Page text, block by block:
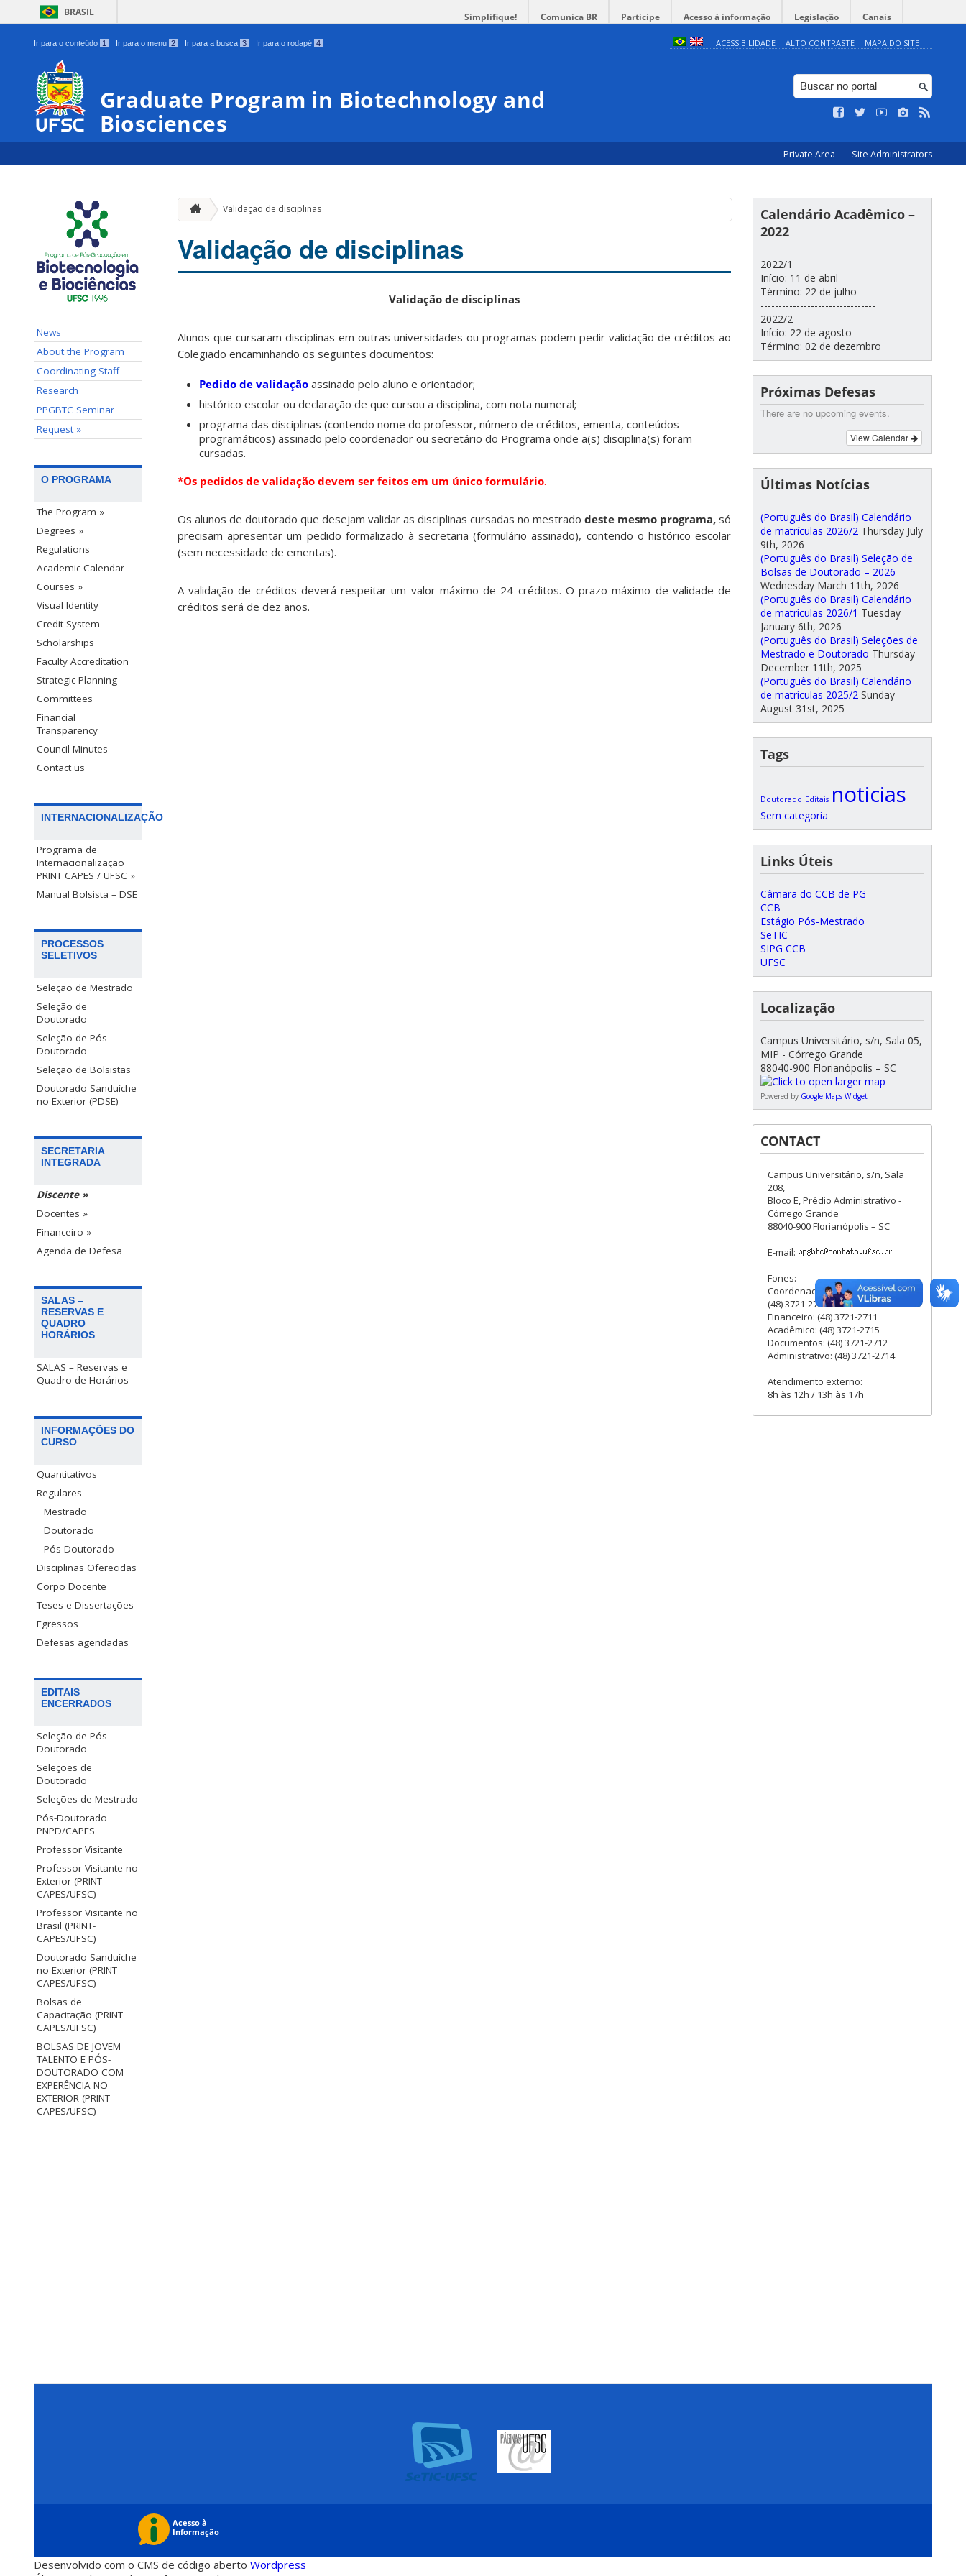
BRASIL Simplifique! Comunica BR Participe Acesso à informação Legislação Canais
Ir para o conteúdo 1 Ir para o menu 2 Ir para a busca 3 Ir para o rodapé 4 ACESSIBILIDADE ALTO CONTRASTE MAPA DO SITE
Graduate Program in Biotechnology and
Biosciences
Private Area Site Administrators
News
About the Program
Coordinating Staff
Research
PPGBTC Seminar
Request »
O PROGRAMA
The Program »
Degrees »
Regulations
Academic Calendar
Courses »
Visual Identity
Credit System
Scholarships
Faculty Accreditation
Strategic Planning
Committees
Financial
Transparency
Council Minutes
Contact us
INTERNACIONALIZAÇÃO
Programa de
Internacionalização
PRINT CAPES / UFSC »
Manual Bolsista – DSE
PROCESSOS
SELETIVOS
Seleção de Mestrado
Seleção de
Doutorado
Seleção de Pós-
Doutorado
Seleção de Bolsistas
Doutorado Sanduíche
no Exterior (PDSE)
SECRETARIA
INTEGRADA
Discente »
Docentes »
Financeiro »
Agenda de Defesa
SALAS –
RESERVAS E
QUADRO
HORÁRIOS
SALAS – Reservas e
Quadro de Horários
INFORMAÇÕES DO
CURSO
Quantitativos
Regulares
Mestrado
Doutorado
Pós-Doutorado
Disciplinas Oferecidas
Corpo Docente
Teses e Dissertações
Egressos
Defesas agendadas
EDITAIS
ENCERRADOS
Seleção de Pós-
Doutorado
Seleções de
Doutorado
Seleções de Mestrado
Pós-Doutorado
PNPD/CAPES
Professor Visitante
Professor Visitante no
Exterior (PRINT
CAPES/UFSC)
Professor Visitante no
Brasil (PRINT-
CAPES/UFSC)
Doutorado Sanduíche
no Exterior (PRINT
CAPES/UFSC)
Bolsas de
Capacitação (PRINT
CAPES/UFSC)
BOLSAS DE JOVEM
TALENTO E PÓS-
DOUTORADO COM
EXPERÊNCIA NO
EXTERIOR (PRINT-
CAPES/UFSC)
Validação de disciplinas
Validação de disciplinas
Validação de disciplinas
Alunos que cursaram disciplinas em outras universidades ou programas podem pedir validação de créditos ao
Colegiado encaminhando os seguintes documentos:
Pedido de validação assinado pelo aluno e orientador;
histórico escolar ou declaração de que cursou a disciplina, com nota numeral;
programa das disciplinas (contendo nome do professor, número de créditos, ementa, conteúdos
programáticos) assinado pelo coordenador ou secretário do Programa onde a(s) disciplina(s) foram
cursadas.
*Os pedidos de validação devem ser feitos em um único formulário.
Os alunos de doutorado que desejam validar as disciplinas cursadas no mestrado deste mesmo programa, só
precisam apresentar um pedido formalizado à secretaria (formulário assinado), contendo o histórico escolar
(sem necessidade de ementas).
A validação de créditos deverá respeitar um valor máximo de 24 créditos. O prazo máximo de validade de
créditos será de dez anos.
Calendário Acadêmico –
2022
2022/1
Início: 11 de abril
Término: 22 de julho
--------------------------------
2022/2
Início: 22 de agosto
Término: 02 de dezembro
Próximas Defesas
There are no upcoming events.
View Calendar
Últimas Notícias
(Português do Brasil) Calendário
de matrículas 2026/2 Thursday July
9th, 2026
(Português do Brasil) Seleção de
Bolsas de Doutorado – 2026
Wednesday March 11th, 2026
(Português do Brasil) Calendário
de matrículas 2026/1 Tuesday
January 6th, 2026
(Português do Brasil) Seleções de
Mestrado e Doutorado Thursday
December 11th, 2025
(Português do Brasil) Calendário
de matrículas 2025/2 Sunday
August 31st, 2025
Tags
Doutorado Editais noticias
Sem categoria
Links Úteis
Câmara do CCB de PG
CCB
Estágio Pós-Mestrado
SeTIC
SIPG CCB
UFSC
Localização
Campus Universitário, s/n, Sala 05,
MIP - Córrego Grande
88040-900 Florianópolis – SC
Powered by Google Maps Widget
CONTACT
Campus Universitário, s/n, Sala
208,
Bloco E, Prédio Administrativo -
Córrego Grande
88040-900 Florianópolis – SC
E-mail:
Fones:
Coordenadora Administrativa:
(48) 3721-2713
Financeiro: (48) 3721-2711
Acadêmico: (48) 3721-2715
Documentos: (48) 3721-2712
Administrativo: (48) 3721-2714
Atendimento externo:
8h às 12h / 13h às 17h
Desenvolvido com o CMS de código aberto Wordpress